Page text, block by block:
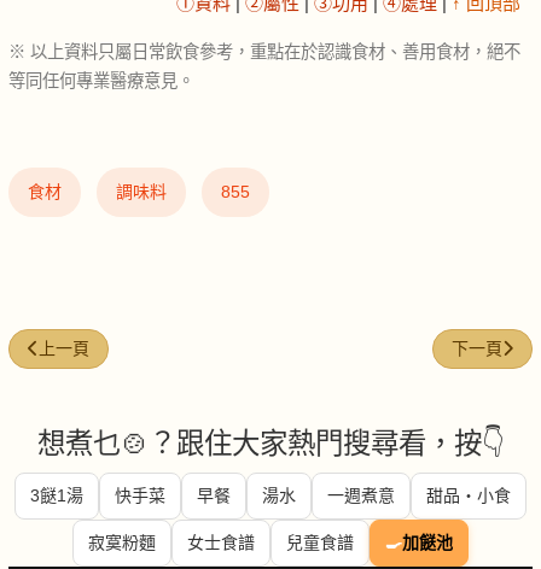
※ 以上資料只屬日常飲食參考，重點在於認識食材、善用食材，絕不
等同任何專業醫療意見。
食材 調味料 855
上一篇文章: 黃咖喱糊 (Yellow curry paste)
上一頁 下一篇文
下一頁
想煮乜🍲？跟住大家熱門搜尋看，按👇
3餸1湯 快手菜 早餐 湯水 一週煮意 甜品・小食
寂寞粉麵 女士食譜 兒童食譜 🍳加餸池